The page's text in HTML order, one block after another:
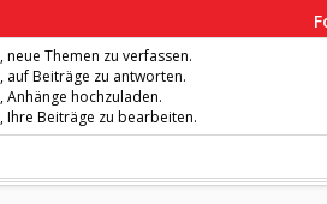
, neue Themen zu verfassen.
, auf Beiträge zu antworten.
, Anhänge hochzuladen.
, Ihre Beiträge zu bearbeiten.